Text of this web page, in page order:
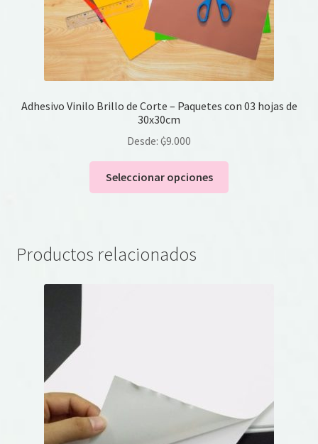
Adhesivo Vinilo Brillo de Corte – Paquetes con 03 hojas de
30x30cm
Desde: ₲9.000
Seleccionar opciones
producto
Productos relacionados